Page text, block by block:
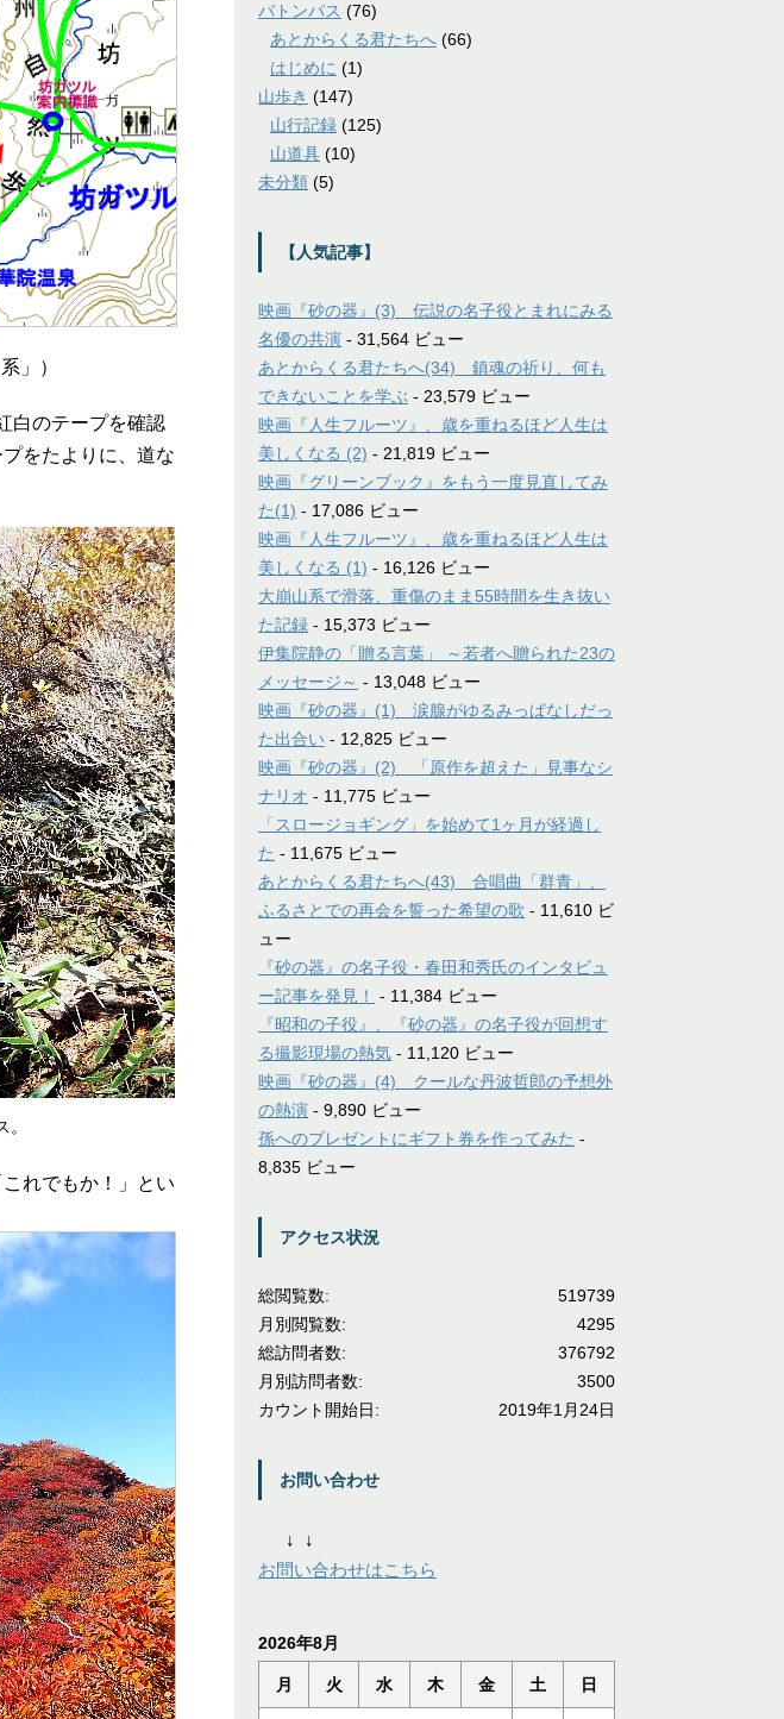
」）
白のテープを確認
をたよりに、道な
れでもか！」とい
バトンパス (76)
あとからくる君たちへ (66)
はじめに (1)
山歩き (147)
山行記録 (125)
山道具 (10)
未分類 (5)
【人気記事】
映画『砂の器』(3) 伝説の名子役とまれにみる
名優の共演 - 31,564 ビュー
あとからくる君たちへ(34) 鎮魂の祈り、何も
できないことを学ぶ - 23,579 ビュー
映画『人生フルーツ』、歳を重ねるほど人生は
美しくなる (2) - 21,819 ビュー
映画『グリーンブック』をもう一度見直してみ
た(1) - 17,086 ビュー
映画『人生フルーツ』、歳を重ねるほど人生は
美しくなる (1) - 16,126 ビュー
大崩山系で滑落、重傷のまま55時間を生き抜い
た記録 - 15,373 ビュー
伊集院静の「贈る言葉」 ～若者へ贈られた23の
メッセージ～ - 13,048 ビュー
映画『砂の器』(1) 涙腺がゆるみっぱなしだっ
た出合い - 12,825 ビュー
映画『砂の器』(2) 「原作を超えた」見事なシ
ナリオ - 11,775 ビュー
「スロージョギング」を始めて1ヶ月が経過し
た - 11,675 ビュー
あとからくる君たちへ(43) 合唱曲「群青」、
ふるさとでの再会を誓った希望の歌 - 11,610 ビ
ュー
『砂の器』の名子役・春田和秀氏のインタビュ
ー記事を発見！
- 11,384 ビュー
『昭和の子役』、『砂の器』の名子役が回想す
る撮影現場の熱気 - 11,120 ビュー
映画『砂の器』(4) クールな丹波哲郎の予想外
の熱演 - 9,890 ビュー
孫へのプレゼントにギフト券を作ってみた -
8,835 ビュー
アクセス状況
519739
総閲覧数:
4295
月別閲覧数:
376792
総訪問者数:
3500
月別訪問者数:
2019年1月24日
カウント開始日:
お問い合わせ
↓
↓
お問い合わせはこちら
2026年8月
月 火 水 木 金 土 日